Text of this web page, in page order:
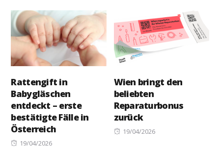
Rattengift in
Babygläschen
entdeckt – erste
bestätigte Fälle in
Österreich
Posted
19/04/2026
Wien bringt den
beliebten
Reparaturbonus
zurück
Posted
19/04/2026